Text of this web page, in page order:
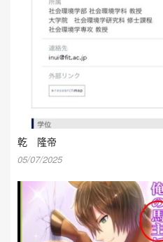
乾 隆帝
05/07/2025